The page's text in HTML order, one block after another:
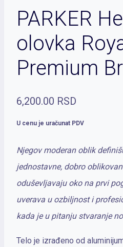
PARKER
olovka
Premium
6,200.00 RSD
U cenu je uračunat PDV
Njegov moderan oblik
jednostavne, dobro
oduševljavaju oko na prvi
uverava u ozbiljnost i
kada je u pitanju stvaranje
Telo je izrađeno od